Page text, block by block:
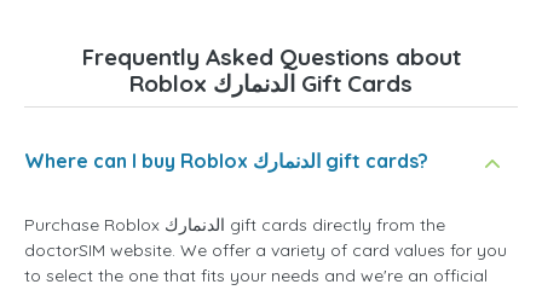
Frequently Asked Questions about
Roblox الدنمارك Gift Cards
Where can I buy Roblox الدنمارك gift cards?
Purchase Roblox الدنمارك gift cards directly from the
doctorSIM website. We offer a variety of card values for you
to select the one that fits your needs and we're an official